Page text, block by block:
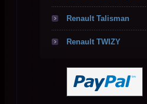
Renault Talisman
Renault TWIZY